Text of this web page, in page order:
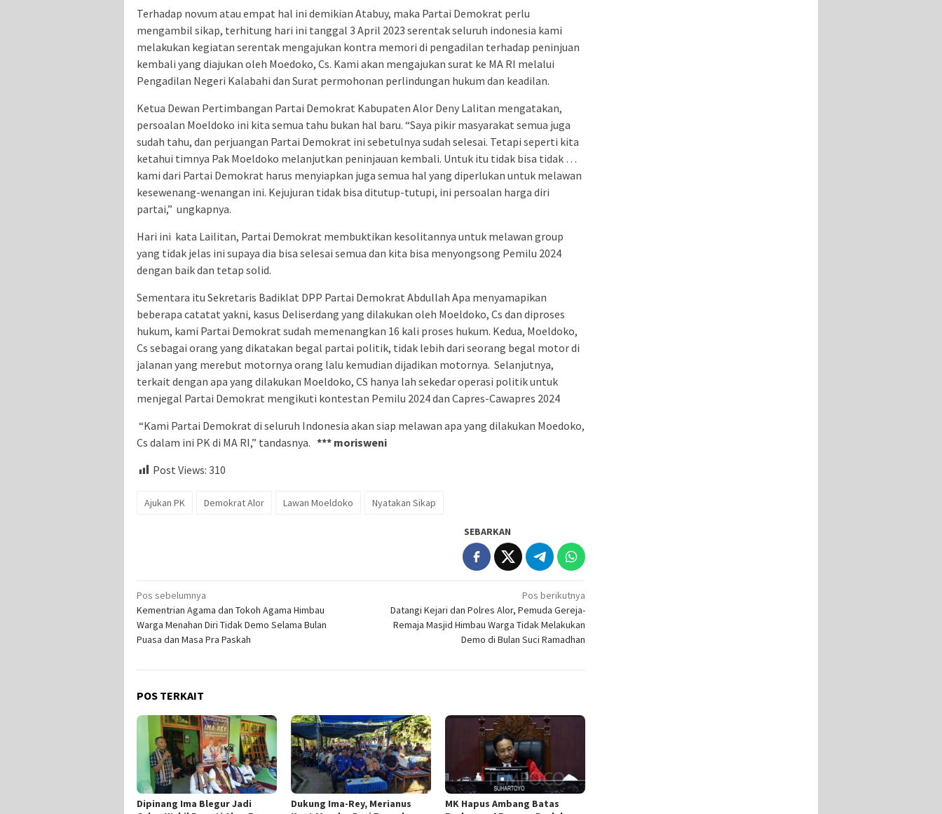
Terhadap novum atau empat hal ini demikian Atabuy, maka Partai Demokrat perlu
mengambil sikap, terhitung hari ini tanggal 3 April 2023 serentak seluruh indonesia kami
melakukan kegiatan serentak mengajukan kontra memori di pengadilan terhadap peninjuan
kembali yang diajukan oleh Moedoko, Cs. Kami akan mengajukan surat ke MA RI melalui
Pengadilan Negeri Kalabahi dan Surat permohonan perlindungan hukum dan keadilan.
Ketua Dewan Pertimbangan Partai Demokrat Kabupaten Alor Deny Lalitan mengatakan,
persoalan Moeldoko ini kita semua tahu bukan hal baru. “Saya pikir masyarakat semua juga
sudah tahu, dan perjuangan Partai Demokrat ini sebetulnya sudah selesai. Tetapi seperti kita
ketahui timnya Pak Moeldoko melanjutkan peninjauan kembali. Untuk itu tidak bisa tidak …
kami dari Partai Demokrat harus menyiapkan juga semua hal yang diperlukan untuk melawan
kesewenang-wenangan ini. Kejujuran tidak bisa ditutup-tutupi, ini persoalan harga diri
partai,” ungkapnya.
Hari ini kata Lailitan, Partai Demokrat membuktikan kesolitannya untuk melawan group
yang tidak jelas ini supaya dia bisa selesai semua dan kita bisa menyongsong Pemilu 2024
dengan baik dan tetap solid.
Sementara itu Sekretaris Badiklat DPP Partai Demokrat Abdullah Apa menyamapikan
beberapa catatat yakni, kasus Deliserdang yang dilakukan oleh Moeldoko, Cs dan diproses
hukum, kami Partai Demokrat sudah memenangkan 16 kali proses hukum. Kedua, Moeldoko,
Cs sebagai orang yang dikatakan begal partai politik, tidak lebih dari seorang begal motor di
jalanan yang merebut motornya orang lalu kemudian dijadikan motornya. Selanjutnya,
terkait dengan apa yang dilakukan Moeldoko, CS hanya lah sekedar operasi politik untuk
menjegal Partai Demokrat mengikuti kontestan Pemilu 2024 dan Capres-Cawapres 2024
“Kami Partai Demokrat di seluruh Indonesia akan siap melawan apa yang dilakukan Moedoko,
Cs dalam ini PK di MA RI,” tandasnya. *** morisweni
Post Views: 310
Ajukan PK Demokrat Alor Lawan Moeldoko Nyatakan Sikap
SEBARKAN
Navigasi
pos
Pos sebelumnya
Kementrian Agama dan Tokoh Agama Himbau
Warga Menahan Diri Tidak Demo Selama Bulan
Puasa dan Masa Pra Paskah
Pos berikutnya
Datangi Kejari dan Polres Alor, Pemuda Gereja-
Remaja Masjid Himbau Warga Tidak Melakukan
Demo di Bulan Suci Ramadhan
POS TERKAIT
Dipinang Ima Blegur Jadi
Dukung Ima-Rey, Merianus
MK Hapus Ambang Batas